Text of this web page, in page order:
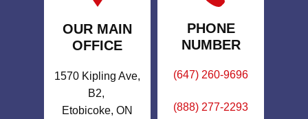
OUR MAIN
OFFICE
1570 Kipling Ave,
B2,
Etobicoke, ON
PHONE
NUMBER
(647) 260-9696
(888) 277-2293